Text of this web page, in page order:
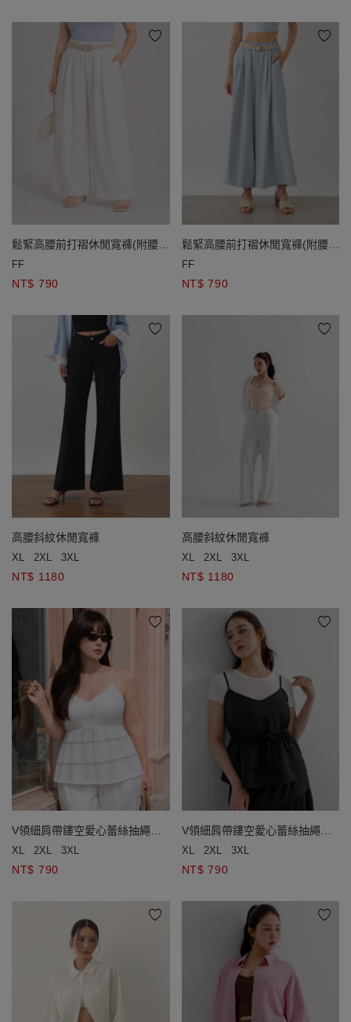
鬆緊高腰前打褶休閒寬褲(附腰
帶)
FF
NT$ 790
鬆緊高腰前打褶休閒寬褲(附腰
帶)
FF
NT$ 790
高腰斜紋休閒寬褲
XL 2XL 3XL
NT$ 1180
高腰斜紋休閒寬褲
XL 2XL 3XL
NT$ 1180
V領細肩帶鏤空愛心蕾絲抽繩收
腰傘擺背心(附胸墊)
XL 2XL 3XL
NT$ 790
V領細肩帶鏤空愛心蕾絲抽繩收
腰傘擺背心(附胸墊)
XL 2XL 3XL
NT$ 790